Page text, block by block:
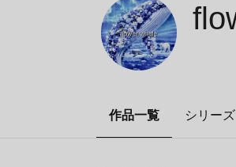
作品一覧 シリーズ